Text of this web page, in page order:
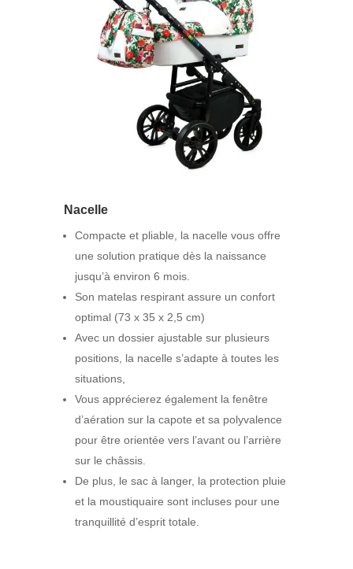
Nacelle
Compacte et pliable, la nacelle vous offre
une solution pratique dès la naissance
jusqu’à environ 6 mois.
Son matelas respirant assure un confort
optimal (73 x 35 x 2,5 cm)
Avec un dossier ajustable sur plusieurs
positions, la nacelle s’adapte à toutes les
situations,
Vous apprécierez également la fenêtre
d’aération sur la capote et sa polyvalence
pour être orientée vers l’avant ou l’arrière
sur le châssis.
De plus, le sac à langer, la protection pluie
et la moustiquaire sont incluses pour une
tranquillité d’esprit totale.